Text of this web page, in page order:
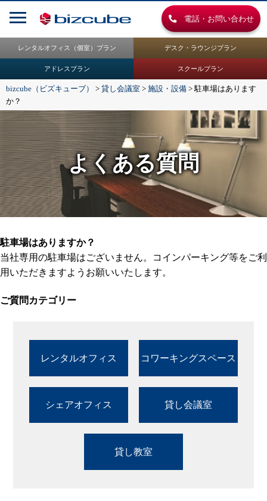
電話・お問い合わせ
レンタルオフィス（個室）プラン デスク・ラウンジプラン
アドレスプラン スクールプラン
bizcube（ビズキューブ） > 貸し会議室 > 施設・設備 > 駐車場はあります
か？
よくある質問
駐車場はありますか？
当社専用の駐車場はございません。コインパーキング等をご利
用いただきますようお願いいたします。
ご質問カテゴリー
レンタルオフィス コワーキングスペース
シェアオフィス 貸し会議室
貸し教室